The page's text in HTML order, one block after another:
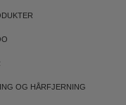
OG HÅRFJERNING